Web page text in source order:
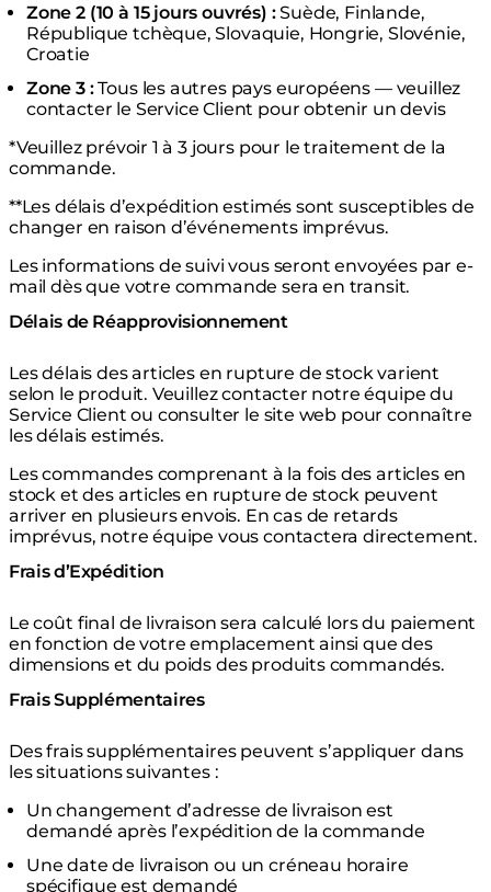
Zone 2 (10 à 15 jours ouvrés) :Suède, Finlande,
République tchèque, Slovaquie, Hongrie, Slovénie,
Croatie
Zone 3 :Tous les autres pays européens — veuillez
contacter le Service Client pour obtenir un devis
*Veuillez prévoir 1 à 3 jours pour le traitement de la
commande.
**Les délais d’expédition estimés sont susceptibles de
changer en raison d’événements imprévus.
Les informations de suivi vous seront envoyées par e-
mail dès que votre commande sera en transit.
Délais de Réapprovisionnement
Les délais des articles en rupture de stock varient
selon le produit. Veuillez contacter notre équipe du
Service Client ou consulter le site web pour connaître
les délais estimés.
Les commandes comprenant à la fois des articles en
stock et des articles en rupture de stock peuvent
arriver en plusieurs envois. En cas de retards
imprévus, notre équipe vous contactera directement.
Frais d’Expédition
Le coût final de livraison sera calculé lors du paiement
en fonction de votre emplacement ainsi que des
dimensions et du poids des produits commandés.
Frais Supplémentaires
Des frais supplémentaires peuvent s’appliquer dans
les situations suivantes :
Un changement d’adresse de livraison est
demandé après l’expédition de la commande
Une date de livraison ou un créneau horaire
spécifique est demandé